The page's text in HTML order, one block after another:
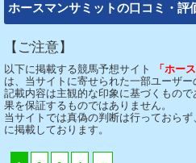
ホースマンサミットの口コミ・評
【ご注意】
以下に掲載する競馬予想サイト
「ホー
は、当サイトに寄せられた一部ユーザー
記載内容は主観的な印象に基づくもの
果を保証するものではありません。
当サイトでは真偽の判断は行っておら
に掲載しております。